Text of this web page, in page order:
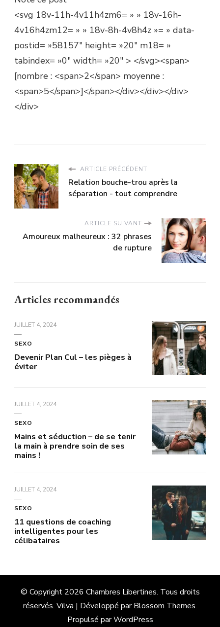
<svg 18v-11h-4v11h4zm6= » » 18v-16h-
4v16h4zm12= » » 18v-8h-4v8h4z »= » data-
postid= »58157″ height= »20″ m18= »
tabindex= »0″ width= »20″ > </svg><span>
[nombre : <span>2</span> moyenne :
<span>5</span>]</span></div></div></div>
</div>
ARTICLE PRÉCÉDENT
Relation bouche-trou après la
séparation - tout comprendre
ARTICLE SUIVANT
Amoureux malheureux : 32 phrases
de rupture
Articles recommandés
JUILLET 4, 2024
SEXO
Devenir Plan Cul – les pièges à
éviter
JUILLET 4, 2024
SEXO
Mains et séduction – de se tenir
la main à prendre soin de ses
mains !
JUILLET 4, 2024
SEXO
11 questions de coaching
intelligentes pour les
célibataires
© Copyright 2026 Chambres Libertines. Tous droits
réservés. Vilva | Développé parBlossom Themes.
Propulsé parWordPress